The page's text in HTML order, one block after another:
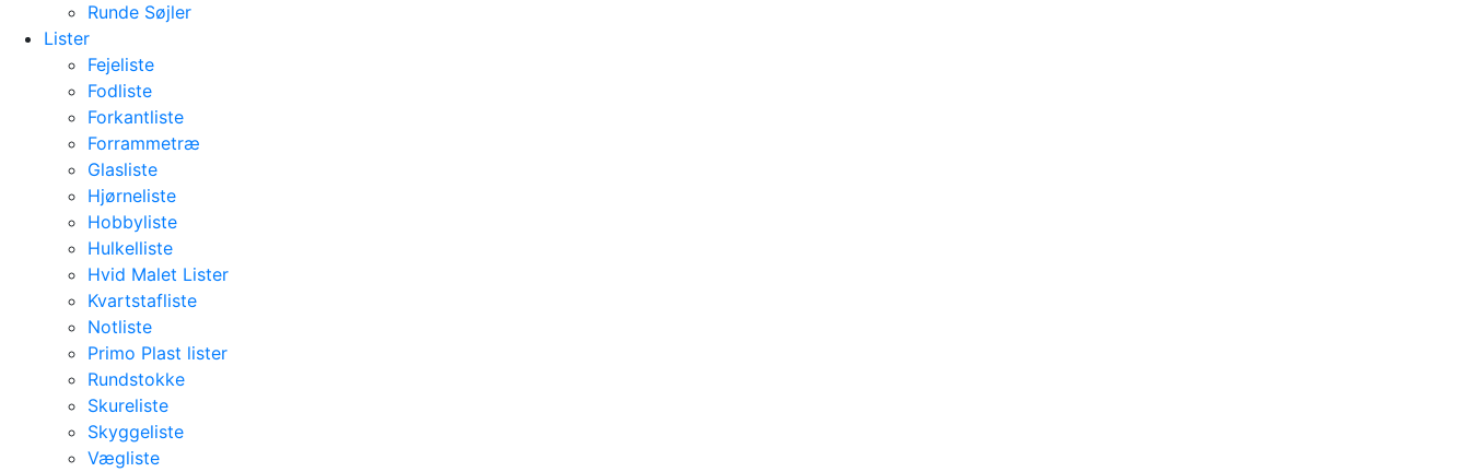
Runde Søjler
Lister
Fejeliste
Fodliste
Forkantliste
Forrammetræ
Glasliste
Hjørneliste
Hobbyliste
Hulkelliste
Hvid Malet Lister
Kvartstafliste
Notliste
Primo Plast lister
Rundstokke
Skureliste
Skyggeliste
Vægliste